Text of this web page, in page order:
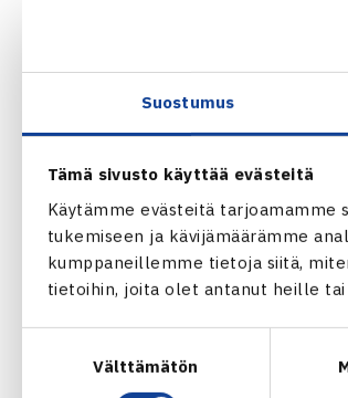
Suostumus
Tämä sivusto käyttää evästeitä
Käytämme evästeitä tarjoamamme
tukemiseen ja kävijämäärämme
kumppaneillemme tietoja siitä,
tietoihin, joita olet antanut heille
Välttämätön
Suomi pelaa Davis
Suomi aloittaa
Hollannissa. Ottelu
Naisten Fed Cup-
joka pelaa
52.
Vuoden 2011 lopun
16.-22.4.). Ryhmässä